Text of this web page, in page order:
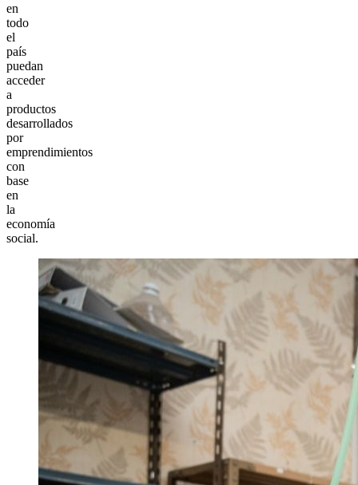
en
todo
el
país
puedan
acceder
a
productos
desarrollados
por
emprendimientos
con
base
en
la
economía
social.